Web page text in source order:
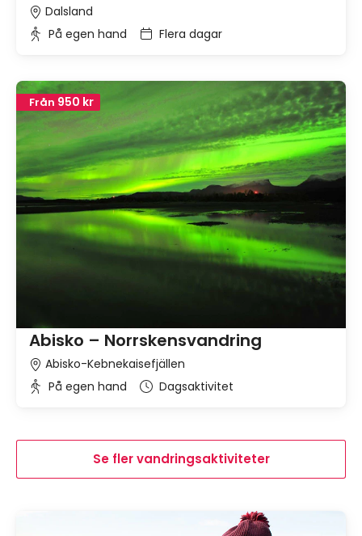
Dalsland
På egen hand
Flera dagar
Abisko – Norrskensvandring
Abisko-Kebnekaisefjällen
På egen hand
Dagsaktivitet
Från 950 kr
Se fler vandringsaktiviteter